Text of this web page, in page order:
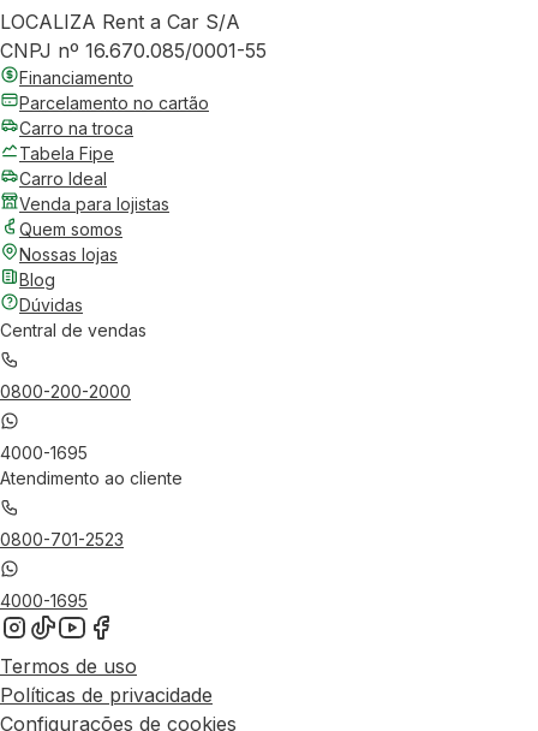
LOCALIZA Rent a Car S/A
CNPJ nº 16.670.085/0001-55
Financiamento
Parcelamento no cartão
Carro na troca
Tabela Fipe
Carro Ideal
Venda para lojistas
Quem somos
Nossas lojas
Blog
Dúvidas
Central de vendas
0800-200-2000
4000-1695
Atendimento ao cliente
0800-701-2523
4000-1695
Termos de uso
Políticas de privacidade
Configurações de cookies